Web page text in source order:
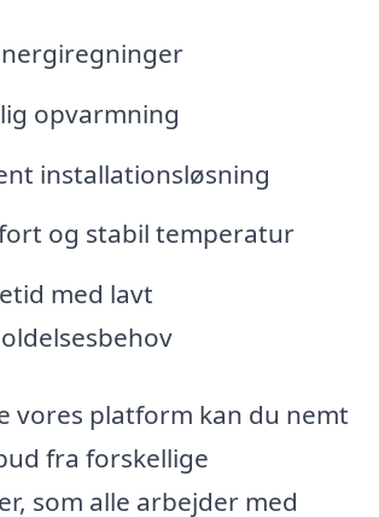
opvarmning
installationsløsning
og stabil temperatur
med lavt
vores platform kan du nemt
fra forskellige
som alle arbejder med